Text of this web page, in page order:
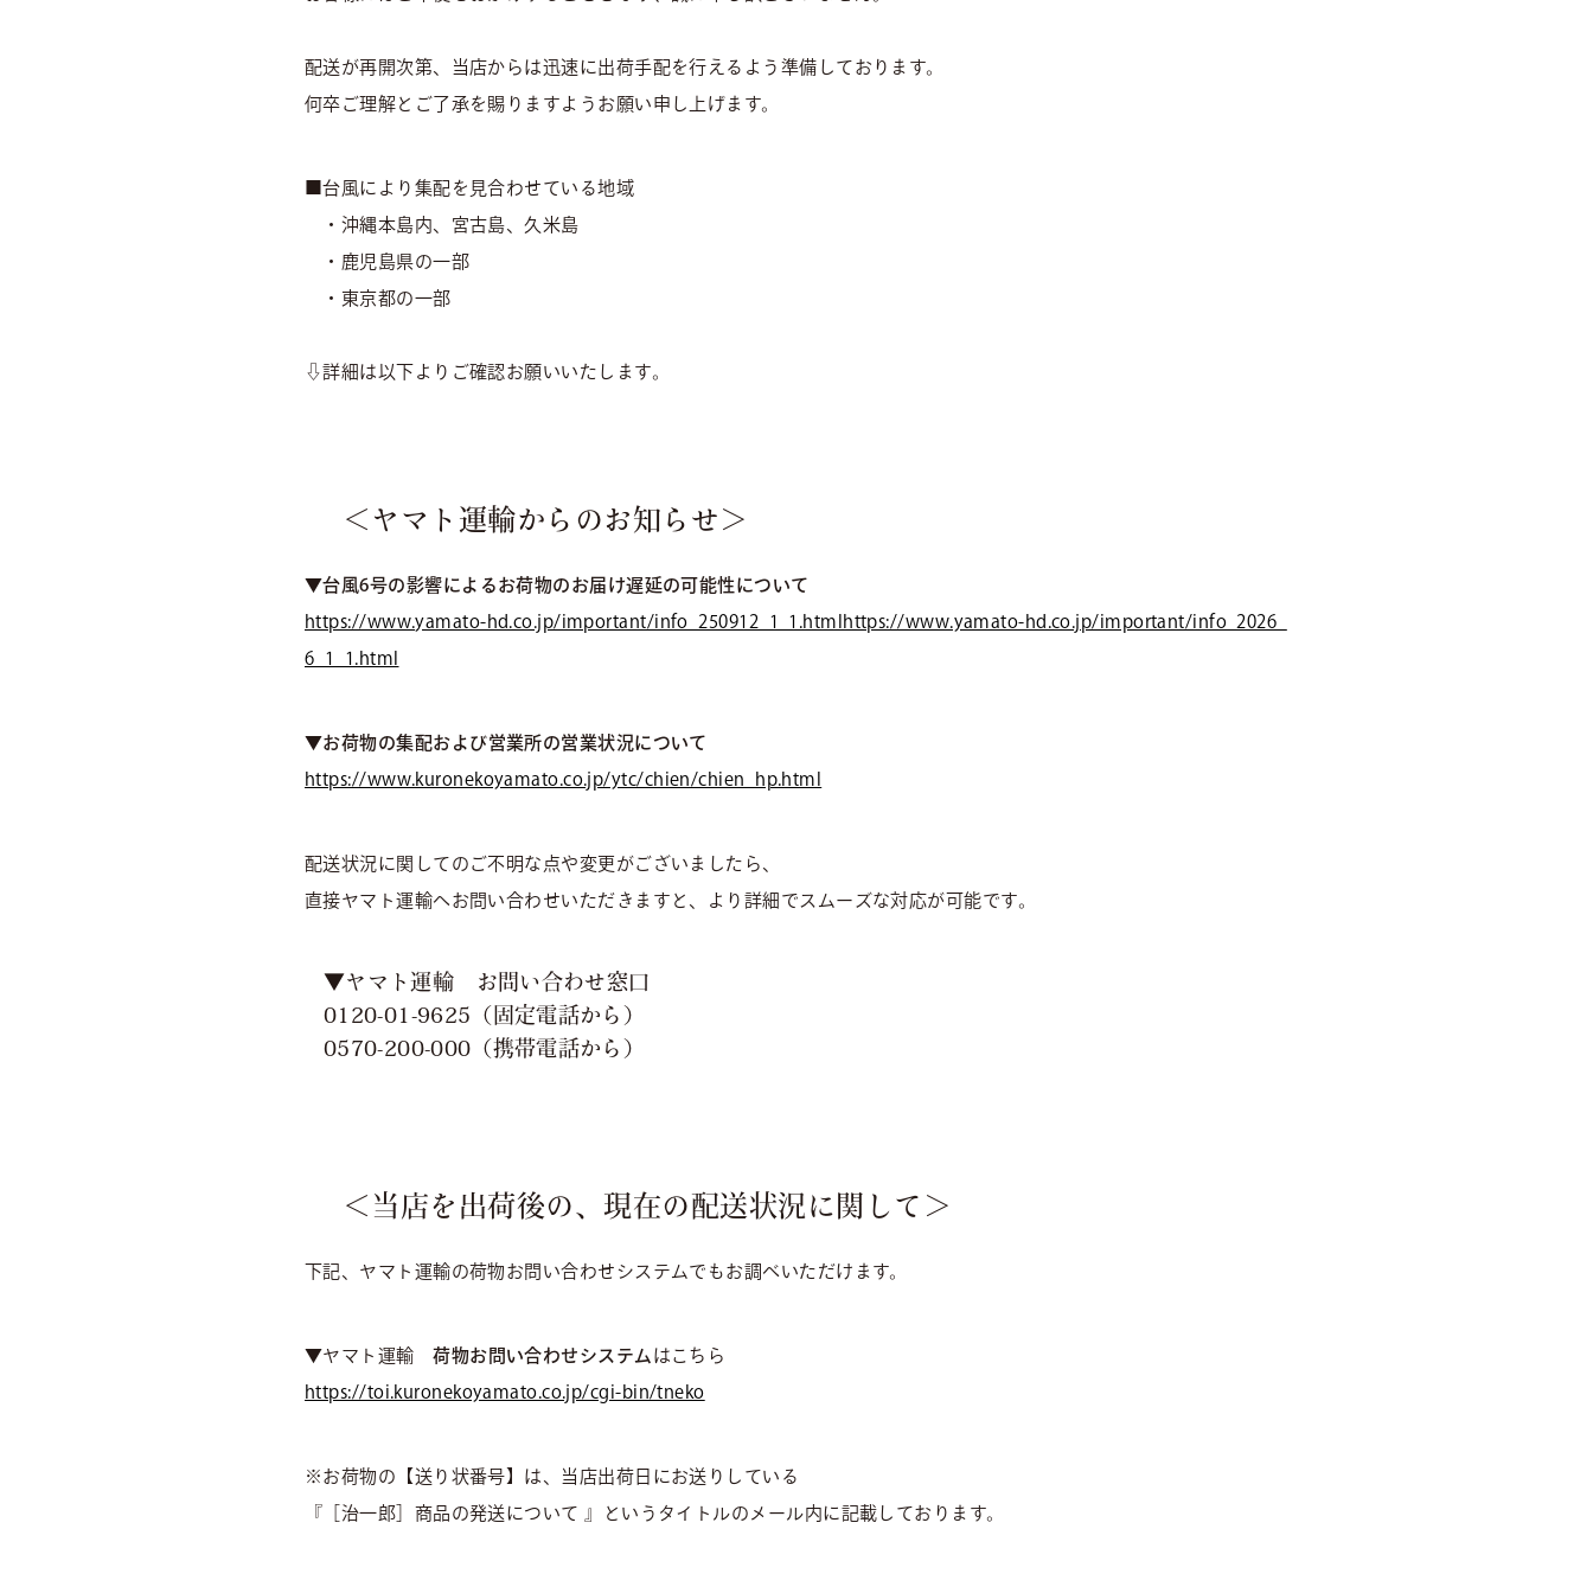
配送が再開次第、当店からは迅速に出荷手配を行えるよう準備しております。
何卒ご理解とご了承を賜りますようお願い申し上げます。
■台風により集配を見合わせている地域
・沖縄本島内、宮古島、久米島
・鹿児島県の一部
・東京都の一部
⇩詳細は以下よりご確認お願いいたします。
＜ヤマト運輸からのお知らせ＞
▼台風6号の影響によるお荷物のお届け遅延の可能性について
https://www.yamato-hd.co.jp/important/info_250912_1_1.htmlhttps://www.yamato-hd.co.jp/important/info_2026_
6_1_1.html
▼お荷物の集配および営業所の営業状況について
https://www.kuronekoyamato.co.jp/ytc/chien/chien_hp.html
配送状況に関してのご不明な点や変更がございましたら、
直接ヤマト運輸へお問い合わせいただきますと、より詳細でスムーズな対応が可能です。
▼ヤマト運輸 お問い合わせ窓口
0120-01-9625（固定電話から）
0570-200-000（携帯電話から）
＜当店を出荷後の、現在の配送状況に関して＞
下記、ヤマト運輸の荷物お問い合わせシステムでもお調べいただけます。
▼ヤマト運輸荷物お問い合わせシステム はこちら
https://toi.kuronekoyamato.co.jp/cgi-bin/tneko
※お荷物の【送り状番号】は、当店出荷日にお送りしている
『［治一郎］商品の発送について 』というタイトルのメール内に記載しております。